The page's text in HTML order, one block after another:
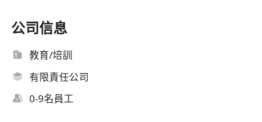
公司信息
教育/培訓
有限責任公司
0-9名員工